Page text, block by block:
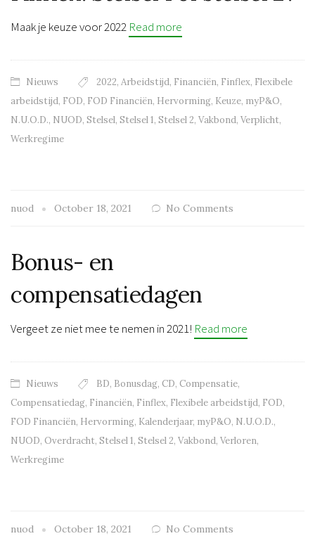
Maak je keuze voor 2022 Read more
Nieuws 2022, Arbeidstijd, Financiën, Finflex, Flexibele
arbeidstijd, FOD, FOD Financiën, Hervorming, Keuze, myP&O,
N.U.O.D., NUOD, Stelsel, Stelsel 1, Stelsel 2, Vakbond, Verplicht,
Werkregime
nuod October 18, 2021 No Comments
Bonus- en
compensatiedagen
Vergeet ze niet mee te nemen in 2021! Read more
Nieuws BD, Bonusdag, CD, Compensatie,
Compensatiedag, Financiën, Finflex, Flexibele arbeidstijd, FOD,
FOD Financiën, Hervorming, Kalenderjaar, myP&O, N.U.O.D.,
NUOD, Overdracht, Stelsel 1, Stelsel 2, Vakbond, Verloren,
Werkregime
nuod October 18, 2021 No Comments